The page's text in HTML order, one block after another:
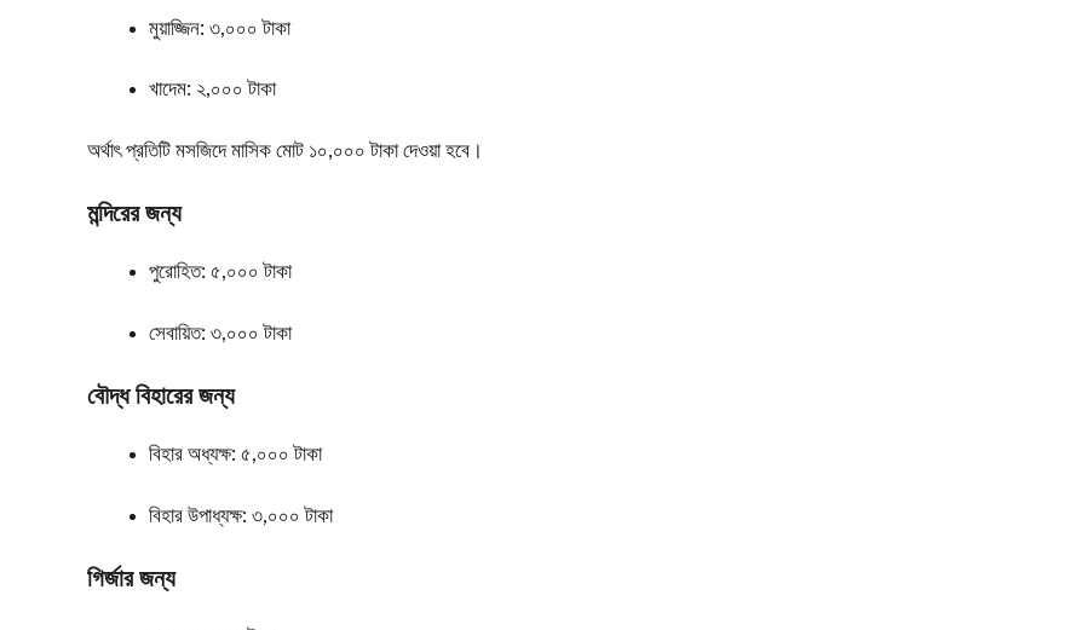
মুয়াজ্জিন: ৩,০০০ টাকা
খাদেম: ২,০০০ টাকা
অর্থাৎ প্রতিটি মসজিদে মাসিক মোট ১০,০০০ টাকা দেওয়া হবে।
মন্দিরের জন্য
পুরোহিত: ৫,০০০ টাকা
সেবায়িত: ৩,০০০ টাকা
বৌদ্ধ বিহারের জন্য
বিহার অধ্যক্ষ: ৫,০০০ টাকা
বিহার উপাধ্যক্ষ: ৩,০০০ টাকা
গির্জার জন্য